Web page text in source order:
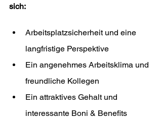
sich:
Arbeitsplatzsicherheit und eine
langfristige Perspektive
Ein angenehmes Arbeitsklima und
freundliche Kollegen
Ein attraktives Gehalt und
interessante Boni & Benefits